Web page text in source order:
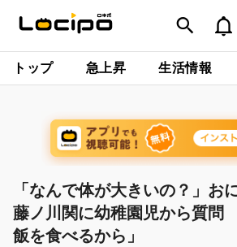
トップ 急上昇 生活情報
「なんで体が大きいの？」お
藤ノ川関に幼稚園児から質
飯を食べるから」